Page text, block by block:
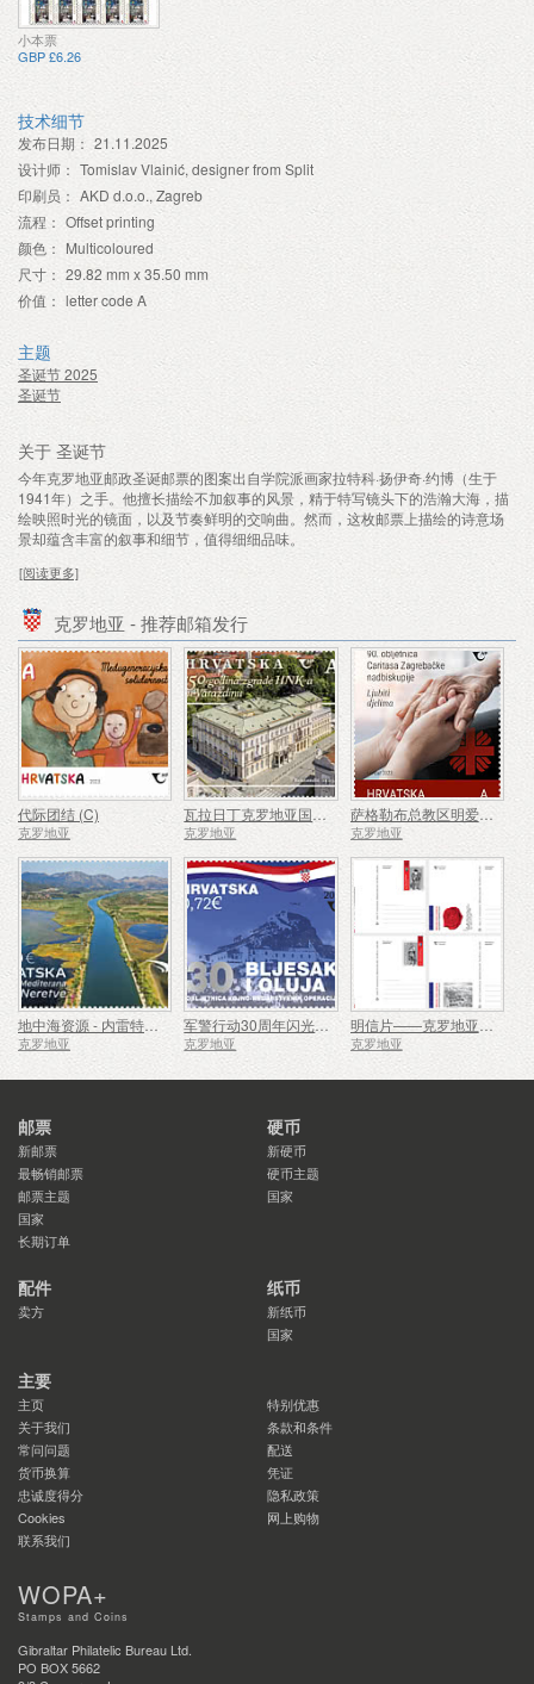
小本票
GBP £6.26
技术细节
发布日期： 21.11.2025
设计师： Tomislav Vlainić, designer from Split
印刷员： AKD d.o.o., Zagreb
流程： Offset printing
颜色： Multicoloured
尺寸： 29.82 mm x 35.50 mm
价值： letter code A
主题
圣诞节 2025
圣诞节
关于 圣诞节
今年克罗地亚邮政圣诞邮票的图案出自学院派画家拉特科·扬伊奇·约博（生于
1941年）之手。他擅长描绘不加叙事的风景，精于特写镜头下的浩瀚大海，描
绘映照时光的镜面，以及节奏鲜明的交响曲。然而，这枚邮票上描绘的诗意场
景却蕴含丰富的叙事和细节，值得细细品味。
[阅读更多]
克罗地亚 - 推荐邮箱发行
代际团结 (C)
克罗地亚
瓦拉日丁克罗地亚国家剧院大楼 150 周年
克罗地亚
萨格勒布总教区明爱成立 90 周年 (C)
克罗地亚
地中海资源 - 内雷特瓦三角洲（C）
克罗地亚
军警行动30周年闪光与风暴（C）
克罗地亚
明信片——克罗地亚军事传统
克罗地亚
邮票
新邮票
最畅销邮票
邮票主题
国家
长期订单
硬币
新硬币
硬币主题
国家
配件
卖方
纸币
新纸币
国家
主要
主页
特别优惠
关于我们
条款和条件
常问问题
配送
货币换算
凭证
忠诚度得分
隐私政策
Cookies
网上购物
联系我们
WOPA+
Stamps and Coins
Gibraltar Philatelic Bureau Ltd.
PO BOX 5662